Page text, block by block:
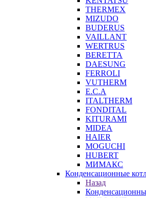
THERMEX
MIZUDO
BUDERUS
VAILLANT
WERTRUS
BERETTA
DAESUNG
FERROLI
VUTHERM
E.C.A
ITALTHERM
FONDITAL
KITURAMI
MIDEA
HAIER
MOGUCHI
HUBERT
МИМАКС
Конденсационные
Назад